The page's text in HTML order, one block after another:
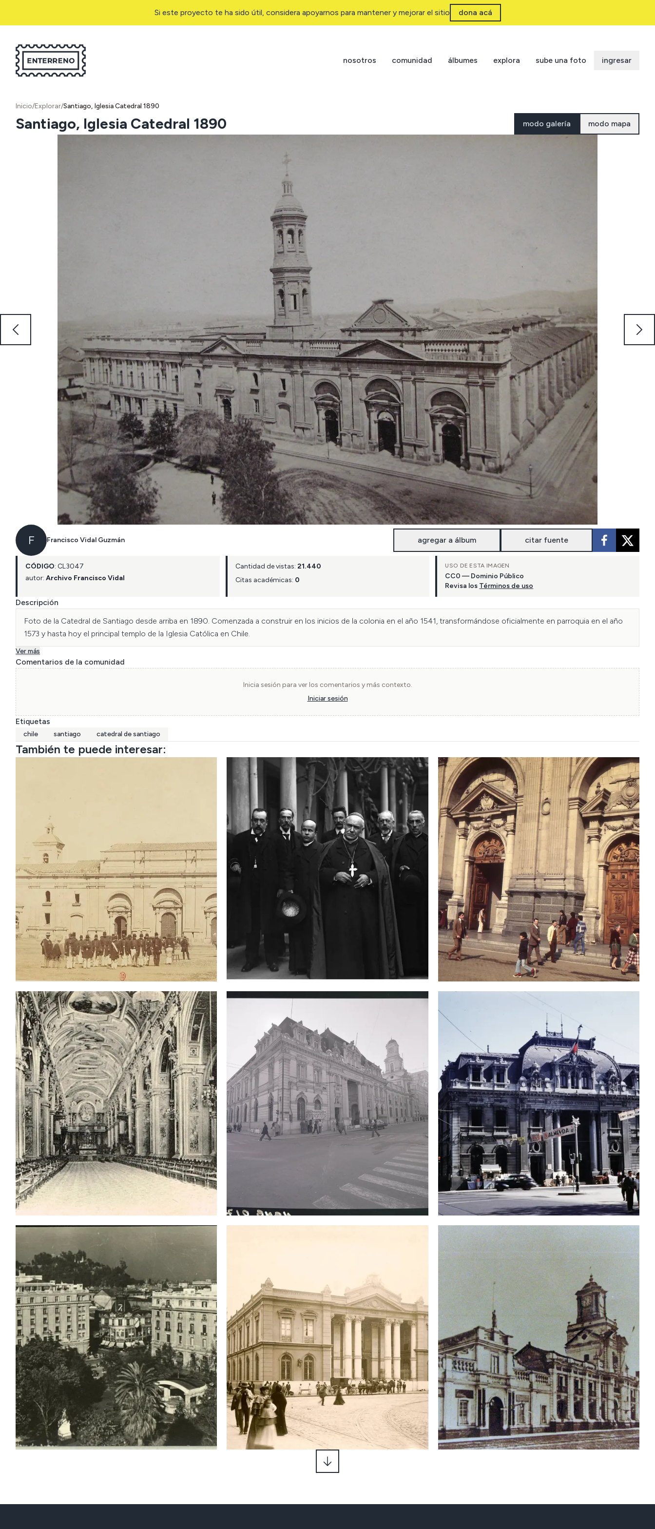
Si este proyecto te ha sido útil, considera apoyarnos para mantener y mejorar el sitio dona acá
nosotros comunidad álbumes explora sube una foto ingresar
Inicio/Explorar/Santiago, Iglesia Catedral 1890
Santiago, Iglesia Catedral 1890 modo galería modo mapa
F Francisco Vidal Guzmán agregar a álbum citar fuente
CÓDIGO: CL3047
autor: Archivo Francisco Vidal
Cantidad de vistas: 21.440
Citas académicas: 0
USO DE ESTA IMAGEN
CC0 — Dominio Público
Revisa los Términos de uso
Descripción
Foto de la Catedral de Santiago desde arriba en 1890. Comenzada a construir en los inicios de la colonia en el año 1541, transformándose oficialmente en parroquia en el año
1573 y hasta hoy el principal templo de la Iglesia Católica en Chile.
Ver más
Comentarios de la comunidad
Inicia sesión para ver los comentarios y más contexto.
Iniciar sesión
Etiquetas
chile santiago catedral de santiago
También te puede interesar: